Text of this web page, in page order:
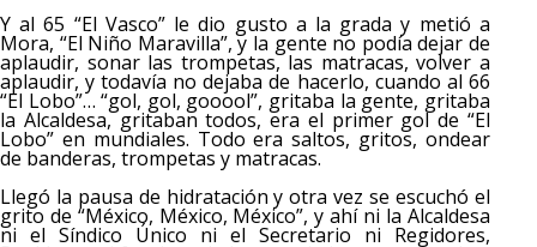
Y al 65 “El Vasco” le dio gusto a la grada y metió a
Mora, “El Niño Maravilla”, y la gente no podía dejar de
aplaudir, sonar las trompetas, las matracas, volver a
aplaudir, y todavía no dejaba de hacerlo, cuando al 66
“El Lobo”… “gol, gol, gooool”, gritaba la gente, gritaba
la Alcaldesa, gritaban todos, era el primer gol de “El
Lobo” en mundiales. Todo era saltos, gritos, ondear
de banderas, trompetas y matracas.
Llegó la pausa de hidratación y otra vez se escuchó el
grito de “México, México, México”, y ahí ni la Alcaldesa
ni el Síndico Único ni el Secretario ni Regidores,